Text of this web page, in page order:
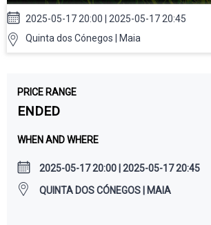
2025-05-17 20:00 | 2025-05-17 20:45
Quinta dos Cónegos | Maia
PRICE RANGE
ENDED
WHEN AND WHERE
2025-05-17 20:00 | 2025-05-17 20:45
QUINTA DOS CÓNEGOS | MAIA